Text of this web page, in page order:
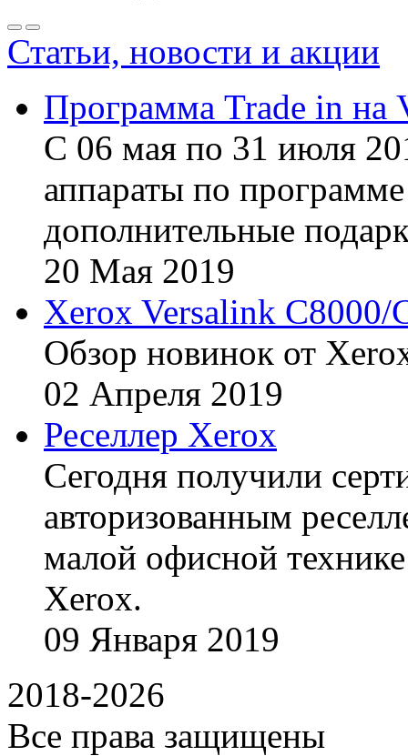
Статьи, новости и акции
Программа Trade in на
С 06 мая по 31 июля
аппараты по
дополнительные
20 Мая 2019
Xerox Versalink C8000/
Обзор новинок от
02 Апреля 2019
Реселлер Xerox
Сегодня получили
авторизованным
малой офисной
Xerox.
09 Января 2019
2018-2026
Все права защищены